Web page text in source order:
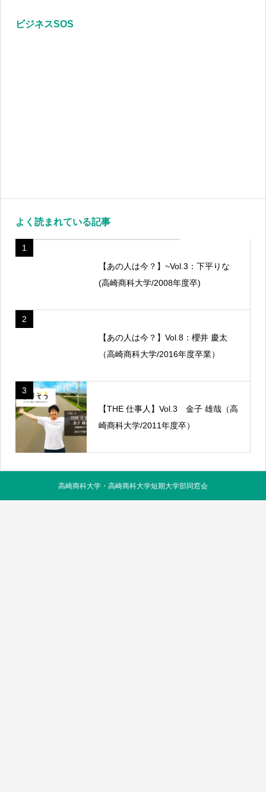
ビジネスSOS
よく読まれている記事
1
【あの人は今？】~Vol.3：下平りな
(高崎商科大学/2008年度卒)
2
【あの人は今？】Vol.8：櫻井 慶太
（高崎商科大学/2016年度卒業）
3
【THE 仕事人】Vol.3 金子 雄哉（高
崎商科大学/2011年度卒）
高崎商科大学・高崎商科大学短期大学部同窓会